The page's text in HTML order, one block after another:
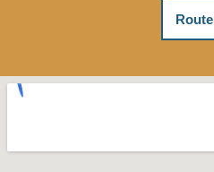
Route